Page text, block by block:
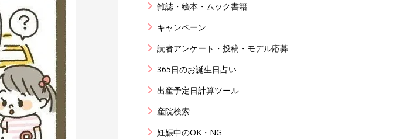
雑誌・絵本・ムック書籍
キャンペーン
読者アンケート・投稿・モデル応募
365日のお誕生日占い
出産予定日計算ツール
産院検索
妊娠中のOK・NG